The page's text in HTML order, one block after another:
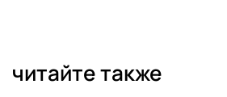
читайте также